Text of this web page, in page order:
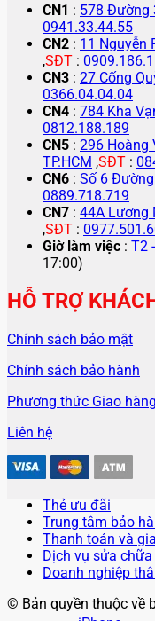
CN1 : 578 Đường
0941.33.44.55
CN2 : 11 Nguyễn
,SĐT :
CN3 : 27 Cống
0366.04.04.04
CN4 : 784 Kha
0812.188.189
CN5 : 296 Hoàng
TP.HCM ,SĐT :
CN6 : Số 6 Đường
0889.718.719
CN7 : 44A Lương
,SĐT :
Giờ làm việc : T2
17:00)
HỖ TRỢ
Chính sách bảo mật
Chính sách bảo hành
Phương thức Giao
Liên hệ
Thẻ ưu đãi
Trung tâm bảo
Thanh toán và
Dịch vụ sửa
Doanh nghiệp
© Bản quyền thuộc về